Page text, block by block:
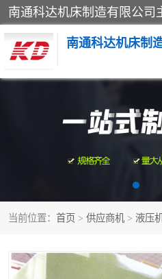
南通科达机床制
当前位置： 首页 > 供应商机 > 液压
四柱液压机
卷板机